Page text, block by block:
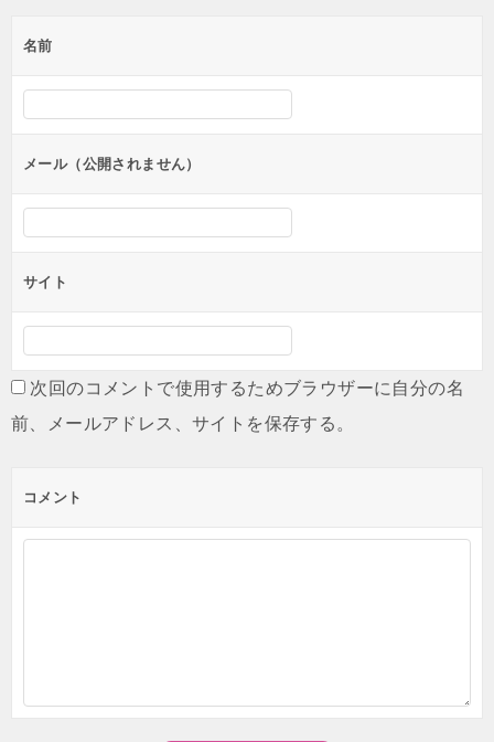
名前
メール（公開されません）
サイト
次回のコメントで使用するためブラウザーに自分の名
前、メールアドレス、サイトを保存する。
コメント